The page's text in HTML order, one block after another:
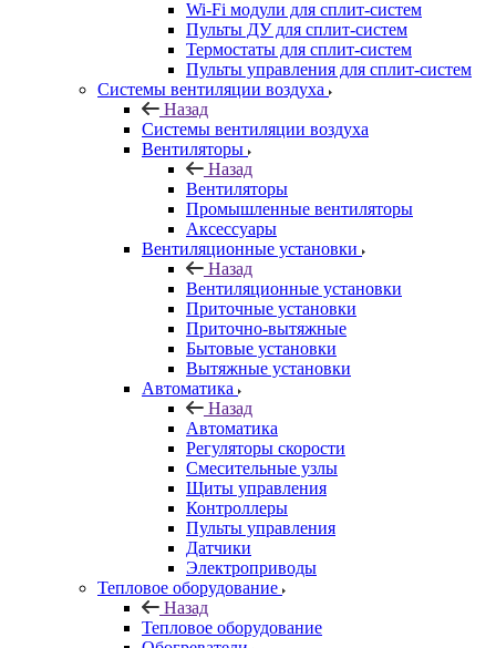
Wi-Fi модули для сплит-систем
Пульты ДУ для сплит-систем
Термостаты для сплит-систем
Пульты управления для сплит-систем
Системы вентиляции воздуха
Назад
Системы вентиляции воздуха
Вентиляторы
Назад
Вентиляторы
Промышленные вентиляторы
Аксессуары
Вентиляционные установки
Назад
Вентиляционные установки
Приточные установки
Приточно-вытяжные
Бытовые установки
Вытяжные установки
Автоматика
Назад
Автоматика
Регуляторы скорости
Смесительные узлы
Щиты управления
Контроллеры
Пульты управления
Датчики
Электроприводы
Тепловое оборудование
Назад
Тепловое оборудование